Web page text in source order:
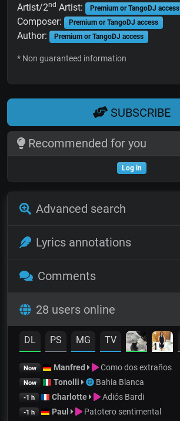
Artist/2nd Artist: Premium or TangoDJ access
Composer: Premium or TangoDJ access
Author: Premium or TangoDJ access
* Non guaranteed information
SUBSCRIBE
Recommended for you
Log in
Advanced search
Lyrics annotations
Comments
28 users online
DL PS MG TV
Now Manfred Como dos extraños
Now Tonolli Bahia Blanca
-1 h Charlotte Adiós Bardi
-1 h Paul Patotero sentimental